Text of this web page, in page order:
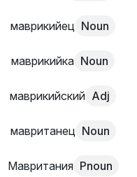
маврикийец Noun
маврикийка Noun
маврикийский Adj
мавританец Noun
Мавритания Pnoun